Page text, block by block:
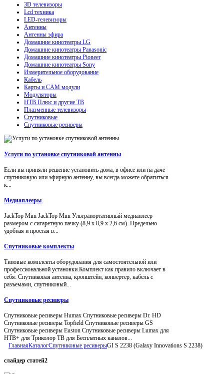
3D телевизоры
Lcd техника
LED-телевизоры
Антенны
Антенны эфира
Домашние кинотеатры LG
Домашние кинотеатры Panasonic
Домашние кинотеатры Pioneer
Домашние кинотеатры Sony
Измерительное оборудование
Кабель
Карты и CAM модули
Модуляторы
НТВ Плюс и другие ТВ
Плазменные телевизоры
Спутниковые
Спутниковые ресиверы
Услуги по установке спутниковой антенны
Если вы приняли решение установить дома, в офисе или на даче
спутниковую или эфирную антенну, вы всегда можете обратиться
к...
Медиаплееры
JackTop Mini JackTop Mini Ультрапортативный медиаплеер
размером с сигаретную пачку (8,9 x 8,9 x 2,6 см). Предельно
удобная и простая в...
Спутниковые комплекты
Типовые комплекты оборудования для самостоятельной или
профессиональной установки.Комплект как правило включает в
себя: Спутниковая антенна, кронштейн, конвертер, кабель с
разъемами, спутниковый...
Спутниковые ресиверы
Спутниковые ресиверы Humax Спутниковые ресиверы Dr. HD
Спутниковые ресиверы Topfield Спутниковые ресиверы GS
Спутниковые ресиверы Euston Спутниковые ресиверы Lumax для
НТВ+ для Триколор ТВ для Бесплатных каналов...
ГлавнаяКаталогСпутниковые ресиверыGI S 2238 (Galaxy Innovations S 2238)
слайдер статей2